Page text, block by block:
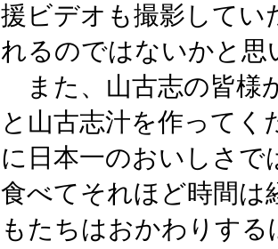
援ビデオも撮影してい
れるのではないかと
また、山古志の皆様
と山古志汁を作って
に日本一のおいしさ
食べてそれほど時間は
もたちはおかわりす